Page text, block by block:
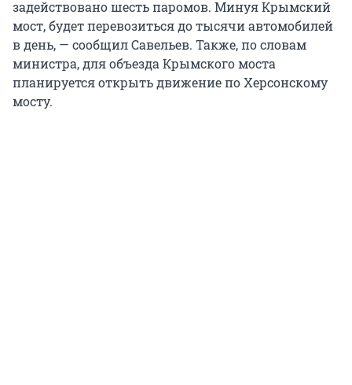
задействовано шесть паромов. Минуя Крымский
мост, будет перевозиться до тысячи автомобилей
в день, — сообщил Савельев. Также, по словам
министра, для объезда Крымского моста
планируется открыть движение по Херсонскому
мосту.